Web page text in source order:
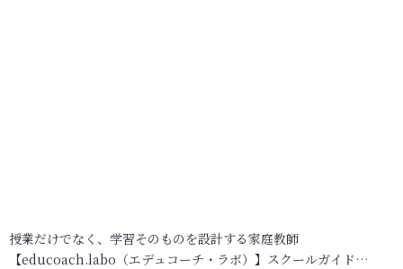
授業だけでなく、学習そのものを設計する家庭教師
【educoach.labo（エデュコーチ・ラボ）】スクールガイド…